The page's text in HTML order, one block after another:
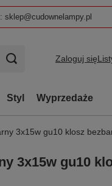
Zaloguj się
Styl Wyprzedaże
3x15w gu10 klosz
3x15w gu10